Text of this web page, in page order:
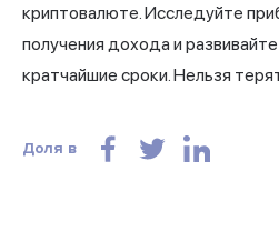
криптовалюте. Исследуйте
получения дохода и
кратчайшие сроки. Нельзя
Доля в